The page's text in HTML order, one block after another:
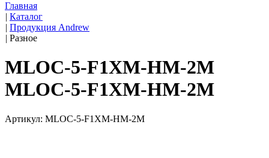
Главная
| Каталог
| Продукция Andrew
| Разное
MLOC-5-F1XM-HM-2M
MLOC-5-F1XM-HM-2M
Артикул: MLOC-5-F1XM-HM-2M